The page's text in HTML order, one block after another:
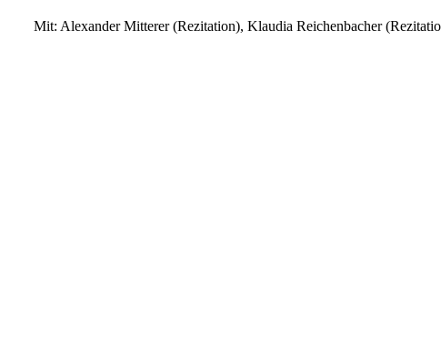
Mit: Alexander Mitterer (Rezitation), Klaudia Reichenbacher